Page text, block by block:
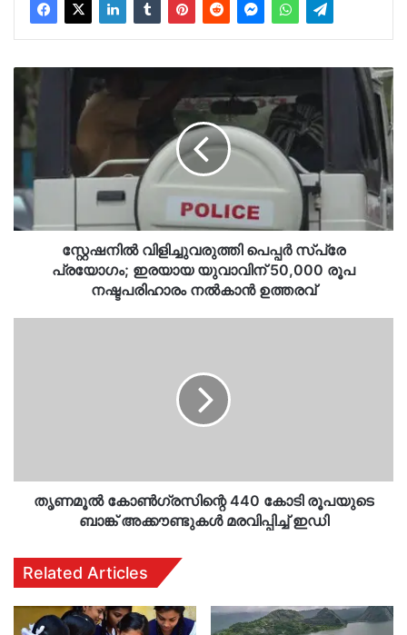
വിളിച്ചുവരുത്തി
പെപ്പർ
സ്പ്രേ
പ്രയോഗം;
യുവാവിന്
50,000
രൂപ
നഷ്ടപരിഹാരം
നൽകാൻ
സ്റ്റേഷനിൽ വിളിച്ചുവരുത്തി പെപ്പർ സ്പ്രേ
പ്രയോഗം; ഇരയായ യുവാവിന് 50,000 രൂപ
നഷ്ടപരിഹാരം നൽകാൻ ഉത്തരവ്
മരവിപ്പിച്ച്
ഇഡിതൃണമൂൽ കോൺ​ഗ്രസിന്റെ 440 കോടി രൂപയുടെ
ബാങ്ക് അക്കൗണ്ടുകൾ മരവിപ്പിച്ച് ഇഡി
Related Articles